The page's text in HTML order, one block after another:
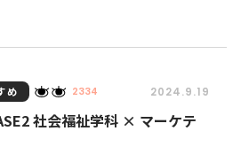
め 2334 2024.9.19
社会福祉学科 × マーケテ